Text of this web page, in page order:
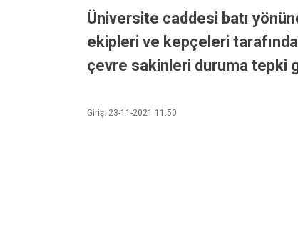
Üniversite caddesi batı
ekipleri ve kepçeleri
çevre sakinleri duruma tepki
Giriş: 23-11-2021 11:50